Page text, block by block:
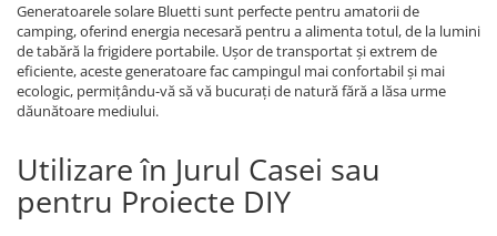
Generatoarele solare Bluetti sunt perfecte pentru amatorii de
camping, oferind energia necesară pentru a alimenta totul, de la lumini
de tabără la frigidere portabile. Ușor de transportat și extrem de
eficiente, aceste generatoare fac campingul mai confortabil și mai
ecologic, permițându-vă să vă bucurați de natură fără a lăsa urme
dăunătoare mediului.
Utilizare în Jurul Casei sau
pentru Proiecte DIY